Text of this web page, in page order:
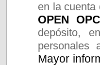
en la
OPEN
depósito,
personales
Mayor